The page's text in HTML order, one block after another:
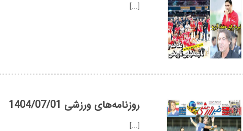
[...]
روزنامه‌های ورزشی 1404/07/01
[...]